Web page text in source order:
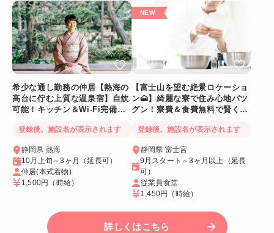
希少な通し勤務の仲居【熱海の
高台に佇む上質な温泉宿】自炊
可能！キッチン＆Wi-Fi完備！
登録後、施設名が表示されます
静岡県 熱海
10月上旬～3ヶ月（延長可）
仲居(本式着物)
1,500円
（時給）
【富士山を望む絶景ロケーショ
ン🗻】綺麗な寮で住み心地バツ
グン！寮費＆食費無料で賢く稼
登録後、施設名が表示されます
静岡県 富士宮
9月スタート～3ヶ月以上（延長
可）
従業員食堂
1,450円
（時給）
詳しくはこちら